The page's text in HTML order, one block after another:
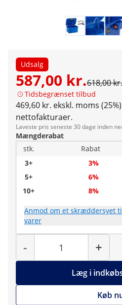
Udsalg
587,00 kr.618,00 kr.
Tidsbegrænset tilbud
469,60 kr. ekskl. moms (25%)
nettofakturaer.
Laveste pris seneste 30 dage inden
Mængderabat
stk.
Rabat
3+
3%
5+
6%
10+
8%
Anmod om et skræddersyet
varer
-
Antal
+
Læg i
Køb